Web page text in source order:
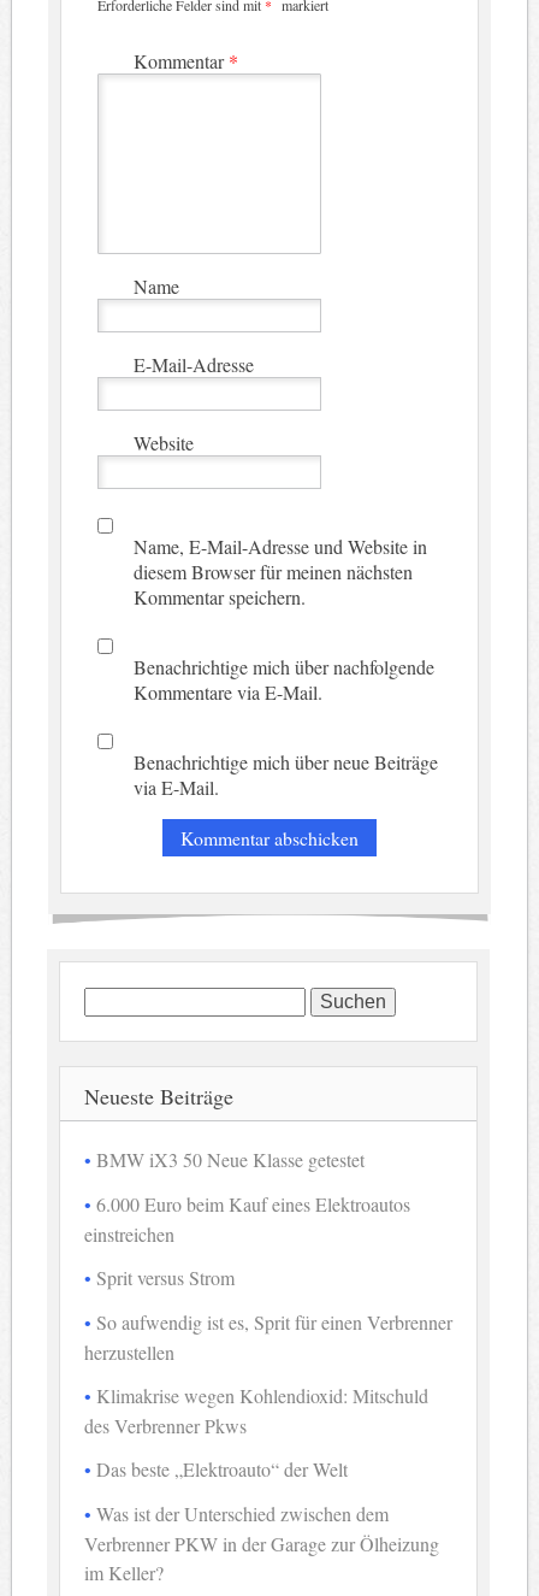
Erforderliche Felder sind mit * markiert
Kommentar*
Name
E-Mail-Adresse
Website
Name, E-Mail-Adresse und Website in
diesem Browser für meinen nächsten
Kommentar speichern.
Benachrichtige mich über nachfolgende
Kommentare via E-Mail.
Benachrichtige mich über neue Beiträge
via E-Mail.
Suchen
nach:
Neueste Beiträge
BMW iX3 50 Neue Klasse getestet
6.000 Euro beim Kauf eines Elektroautos
einstreichen
Sprit versus Strom
So aufwendig ist es, Sprit für einen Verbrenner
herzustellen
Klimakrise wegen Kohlendioxid: Mitschuld
des Verbrenner Pkws
Das beste „Elektroauto“ der Welt
Was ist der Unterschied zwischen dem
Verbrenner PKW in der Garage zur Ölheizung
im Keller?